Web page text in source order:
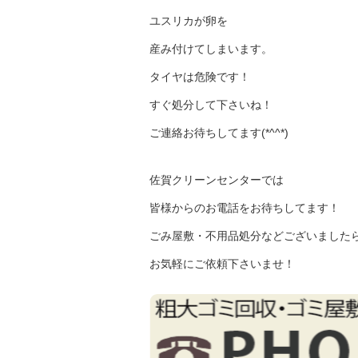
ユスリカが卵を
産み付けてしまいます。
タイヤは危険です！
すぐ処分して下さいね！
ご連絡お待ちしてます(*^^*)
佐賀クリーンセンターでは
皆様からのお電話をお待ちしてます！
ごみ屋敷・不用品処分などございました
お気軽にご依頼下さいませ！